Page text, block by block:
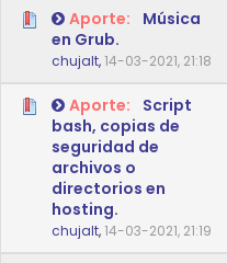
Aporte:
Música
en Grub.
chujalt,14-03-2021, 21:18
Aporte:
Script
bash, copias de
seguridad de
archivos o
directorios en
hosting.
chujalt,14-03-2021, 21:19